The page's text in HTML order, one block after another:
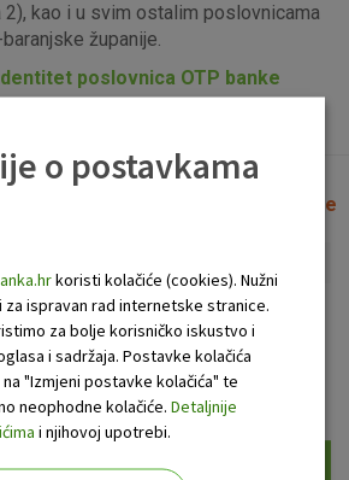
kao i u svim ostalim poslovnicama
županije.
poslovnica OTP banke
bankomata možete vidjeti
i bankomata Očisti filtere
Poslovnica
uplatne bankomate
o postavkama
koristi kolačiće (cookies). Nužni
za ispravan rad internetske stranice.
za bolje korisničko iskustvo i
i sadržaja. Postavke kolačića
"Izmjeni postavke kolačića" te
neophodne kolačiće. Detaljnije
i njihovoj upotrebi.